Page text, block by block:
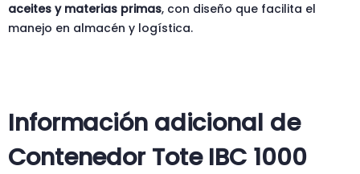
aceites y materias primas, con diseño que facilita el
manejo en almacén y logística.
Información adicional de
Contenedor Tote IBC 1000